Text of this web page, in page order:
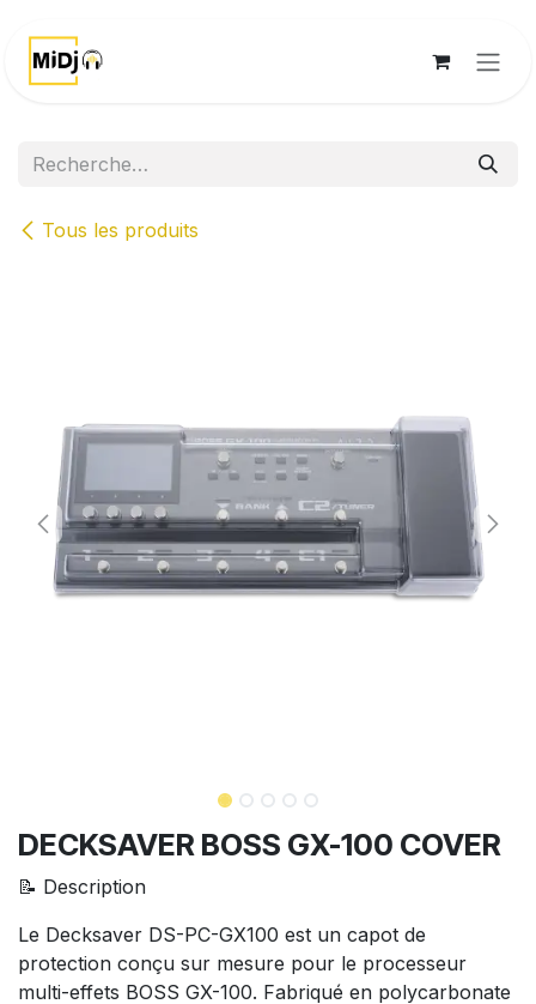
Tous les produits
DECKSAVER BOSS GX-100 COVER
📝 Description
Le Decksaver DS-PC-GX100 est un capot de
protection conçu sur mesure pour le processeur
multi-effets BOSS GX-100. Fabriqué en polycarbonate